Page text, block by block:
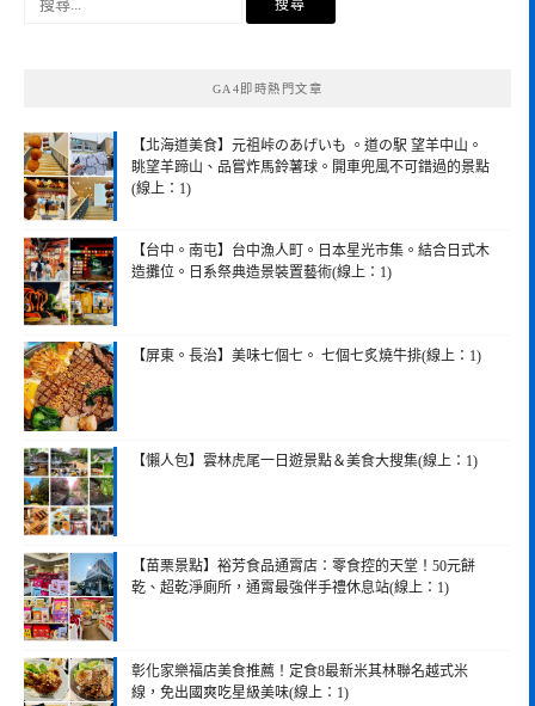
GA4即時熱門文章
【北海道美食】元祖峠のあげいも 。道の駅 望羊中山。
眺望羊蹄山、品嘗炸馬鈴薯球。開車兜風不可錯過的景點
(線上：1)
【台中。南屯】台中漁人町。日本星光市集。結合日式木
造攤位。日系祭典造景裝置藝術(線上：1)
【屏東。長治】美味七個七。 七個七炙燒牛排(線上：1)
【懶人包】雲林虎尾一日遊景點＆美食大搜集(線上：1)
【苗栗景點】裕芳食品通霄店：零食控的天堂！50元餅
乾、超乾淨廁所，通霄最強伴手禮休息站(線上：1)
彰化家樂福店美食推薦！定食8最新米其林聯名越式米
線，免出國爽吃星級美味(線上：1)